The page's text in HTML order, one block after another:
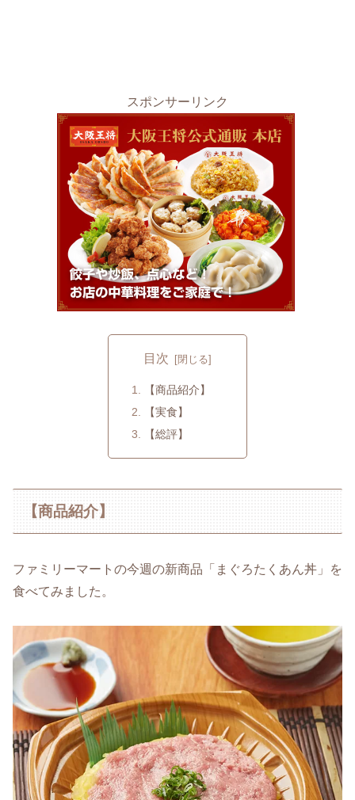
スポンサーリンク
目次
【商品紹介】
【実食】
【総評】
【商品紹介】
ファミリーマートの今週の新商品「まぐろたくあん丼」を
食べてみました。